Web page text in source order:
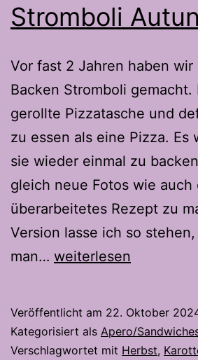
Stromboli
Vor fast 2 Jahren haben wir
Backen Stromboli
gerollte Pizzatasche und
zu essen als eine Pizza. Es
sie wieder einmal zu
gleich neue Fotos wie auch
überarbeitetes Rezept zu
Version lasse ich so
man… Stromboli
weiterlesen
Veröffentlicht am 22. Oktober
Kategorisiert als Apero/
Verschlagwortet mit Herbst,